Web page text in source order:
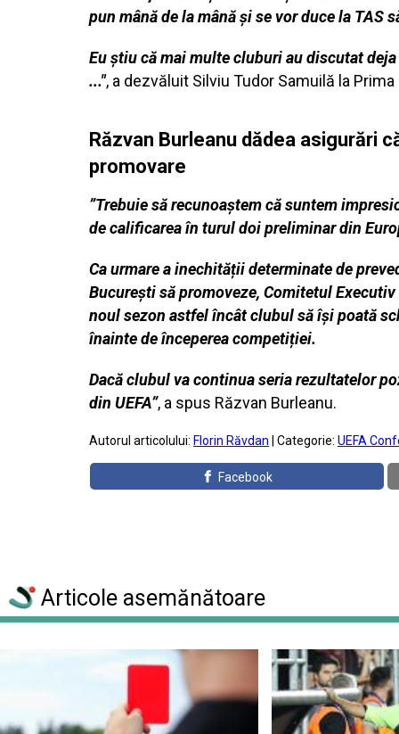
pun mână de la mână şi se vor duce la TAS
Eu ştiu că mai multe cluburi au discutat
...", a dezvăluit Silviu Tudor Samuilă la Prima
Răzvan Burleanu dădea asigurări
promovare
”Trebuie să recunoaștem că suntem
de calificarea în turul doi preliminar din
Ca urmare a inechității determinate de
București să promoveze, Comitetul
noul sezon astfel încât clubul să își poată
înainte de începerea competiției.
Dacă clubul va continua seria rezultatelor
din UEFA”, a spus Răzvan Burleanu.
Autorul articolului: Florin Răvdan | Categorie: UEFA
Facebook
Articole asemănătoare